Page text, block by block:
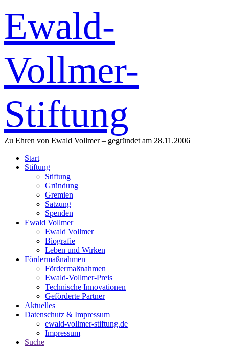
Ewald-
Vollmer-
Stiftung
Zu Ehren von Ewald Vollmer – gegründet am 28.11.2006
Start
Stiftung
Stiftung
Gründung
Gremien
Satzung
Spenden
Ewald Vollmer
Ewald Vollmer
Biografie
Leben und Wirken
Fördermaßnahmen
Fördermaßnahmen
Ewald-Vollmer-Preis
Technische Innovationen
Geförderte Partner
Aktuelles
Datenschutz & Impressum
ewald-vollmer-stiftung.de
Impressum
Suche